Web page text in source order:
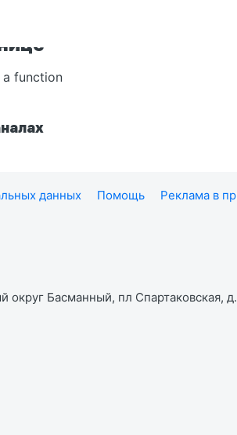
function
данных Помощь Реклама в
Басманный, пл Спартаковская,